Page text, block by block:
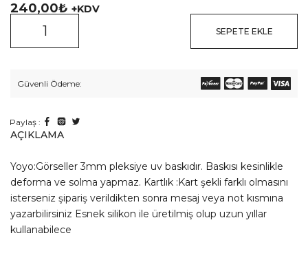
240,00₺ +KDV
SEPETE EKLE
Güvenli Ödeme:
Paylaş :
AÇIKLAMA
Yoyo:Görseller 3mm pleksiye uv baskıdır. Baskısı kesinlikle
deforma ve solma yapmaz. Kartlık :Kart şekli farklı olmasını
isterseniz şipariş verildikten sonra mesaj veya not kısmına
yazarbilirsiniz Esnek silikon ile üretilmiş olup uzun yıllar
kullanabilece